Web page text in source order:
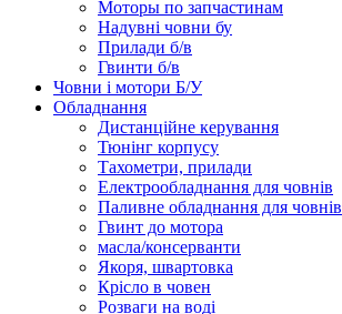
Моторы по запчастинам
Надувні човни бу
Прилади б/в
Гвинти б/в
Човни і мотори Б/У
Обладнання
Дистанційне керування
Тюнінг корпусу
Тахометри, прилади
Електрообладнання для човнів
Паливне обладнання для човнів
Гвинт до мотора
масла/консерванти
Якоря, швартовка
Крісло в човен
Розваги на воді